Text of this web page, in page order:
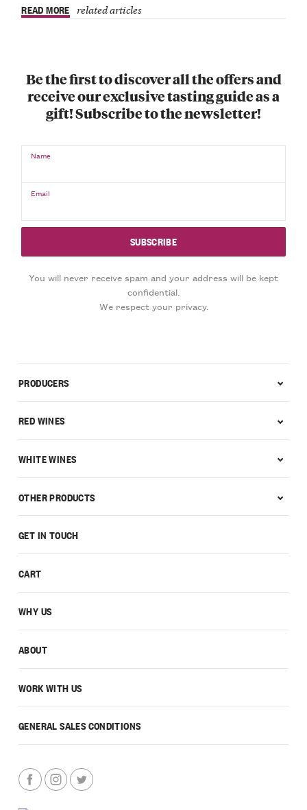
READ MORE related articles
Be the first to discover all the offers and
receive our exclusive tasting guide as a
gift! Subscribe to the newsletter!
Name
Email
You will never receive spam and your address will be kept
confidential.
We respect your privacy.
GET IN TOUCH
CART
WHY US
ABOUT
WORK WITH US
GENERAL SALES CONDITIONS
PRODUCERS
RED WINES
WHITE WINES
OTHER PRODUCTS